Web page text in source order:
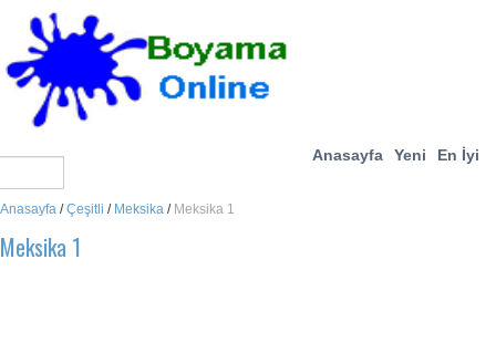
Anasayfa Yeni En İyi
Anasayfa /Çeşitli / Meksika / Meksika 1
Meksika 1